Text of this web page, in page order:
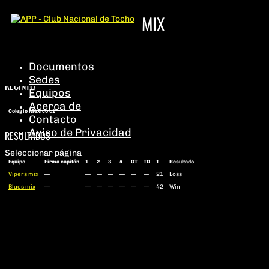
Documentos
Sedes
Equipos
Acerca de
Contacto
Aviso de Privacidad
Seleccionar página
VIPERS MIX VS BLUES MIX
RECINTO
Colegio Mexico c1
RESULTADOS
Equipo Firma capitán 1 2 3 4 OT TD T Resultado
Vipers mix — — — — — — — 21
Loss
Blues mix
— — — — — — — 42 Win